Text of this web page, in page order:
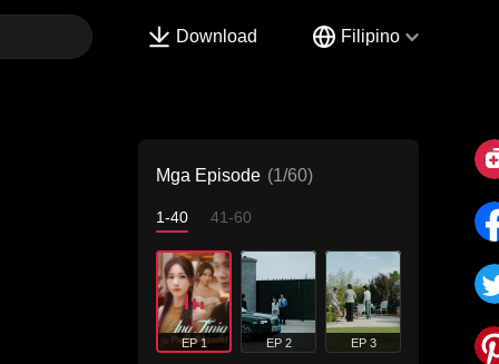
Download Filipino
Mga Episode (1/60)
1-40 41-60
EP 1 EP 2 EP 3